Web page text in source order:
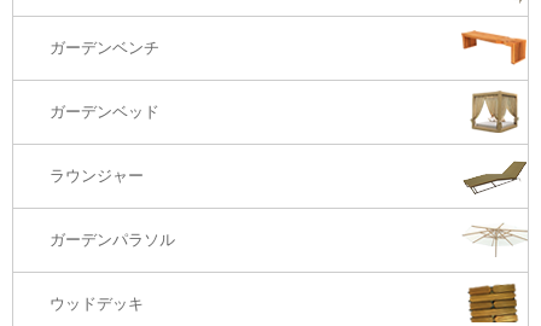
ラウンジ・ベッド
コーヒーテーブル
カウンター・バーテーブル
カウンター・バーチェアー
ガーデンソファTOP
3Sソファ
オットマン・スツール
ガーデンベンチ
ガーデンベッド
ラウンジャー
ガーデンパラソル
ウッドデッキ